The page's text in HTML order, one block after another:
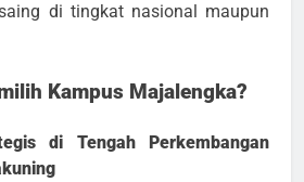
di tingkat nasional maupun
Kampus Majalengka?
di Tengah Perkembangan